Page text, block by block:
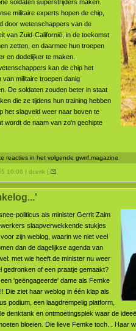
soldaten superstrijders maken.
militaire experts hopen de chip,
door wetenschappers van de
van Zuid-Californië, in de toekomst
zetten, en daarmee hun troepen
en dodelijker te maken.
kan de chip het
van militaire troepen danig
De soldaten zouden beter in staat
die ze tijdens hun training hebben
het slagveld weer naar boven te
wordt de naam van zo'n gechipte
reacties in het volgende gwrrf.magazine
10:06 | dr.erik |
politicus als minister Gerrit Zalm
slaapverwekkende stukjes
zijn weblog, waarin we niet veel
dan de dagelijkse agenda van
met wie heeft de minister nu weer
gedronken of een praatje gemaakt?
'geëngageerde' dame als Femke
Die ziet haar weblog in één klap als
podium, een laagdrempelig platform,
denktank en ontmoetingsplek waar de
bloeien. Die lieve Femke toch... Haar